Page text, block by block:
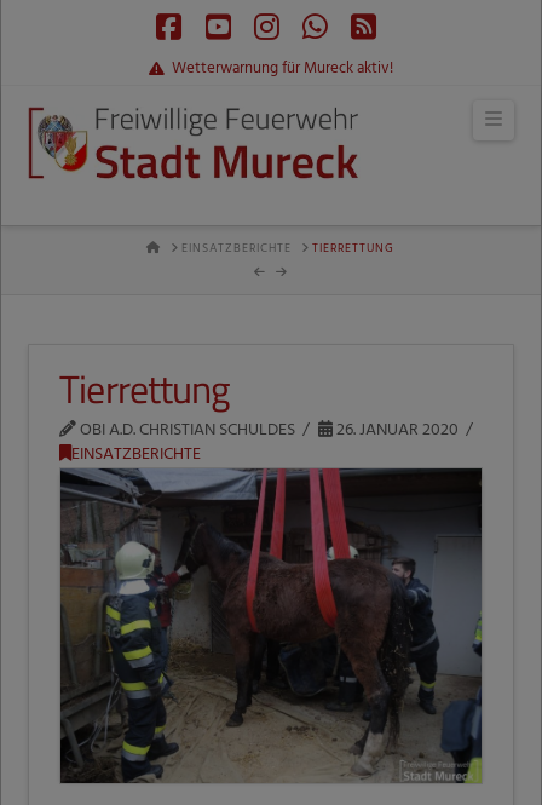
Facebook
YouTube
Instagram
Whatsapp
RSS
Wetterwarnung für Mureck aktiv!
HOMEEINSATZBERICHTE TIERRETTUNG
Tierrettung
OBI A.D. CHRISTIAN SCHULDES
26. JANUAR 2020
EINSATZBERICHTE